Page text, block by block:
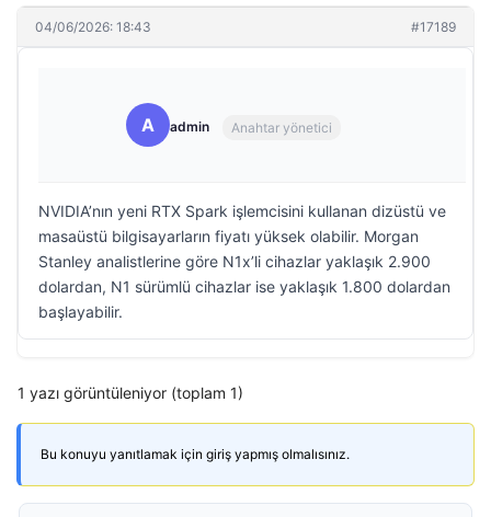
04/06/2026: 18:43 #17189
A admin Anahtar yönetici
NVIDIA’nın yeni RTX Spark işlemcisini kullanan dizüstü ve
masaüstü bilgisayarların fiyatı yüksek olabilir. Morgan
Stanley analistlerine göre N1x’li cihazlar yaklaşık 2.900
dolardan, N1 sürümlü cihazlar ise yaklaşık 1.800 dolardan
başlayabilir.
1 yazı görüntüleniyor (toplam 1)
Bu konuyu yanıtlamak için giriş yapmış olmalısınız.